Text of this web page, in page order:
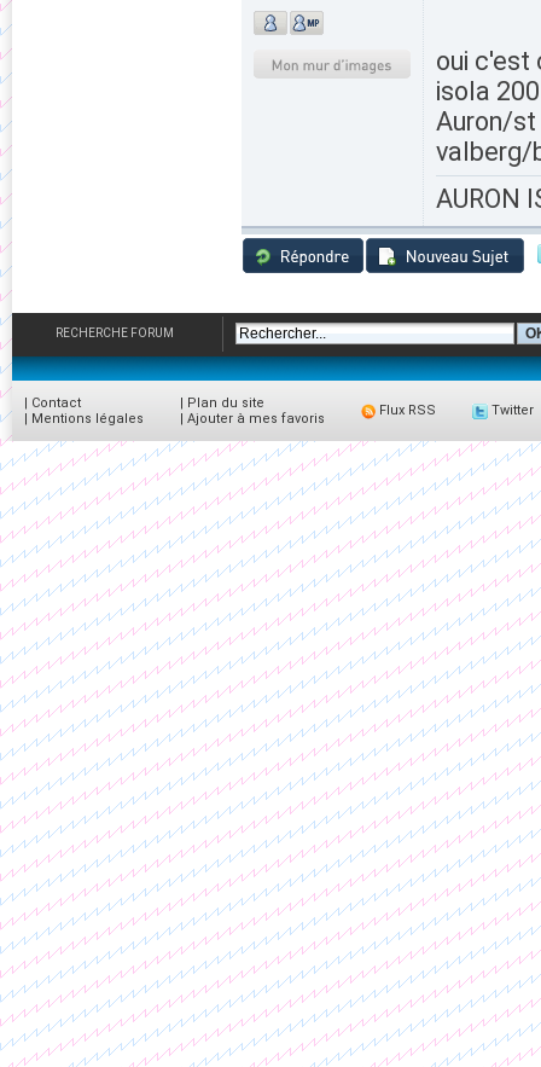
oui c'est
isola
Auron/st
valberg/
AURON
RECHERCHE FORUM
| Contact
| Mentions légales
| Plan du site
| Ajouter à mes favoris
Flux RSS Twitter